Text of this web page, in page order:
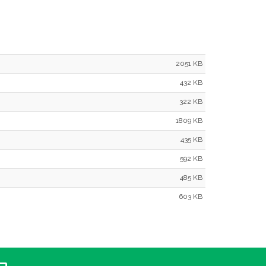
2051 KB
432 KB
322 KB
1809 KB
435 KB
592 KB
485 KB
603 KB